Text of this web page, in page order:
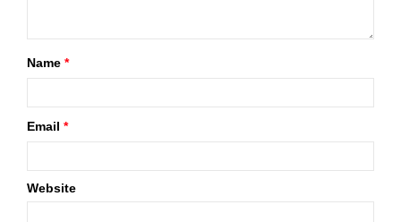
Name *
Email *
Website